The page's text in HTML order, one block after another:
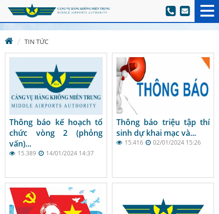
TIN TỨC
Thông báo kế hoạch tổ
chức vòng 2 (phỏng
vấn)...
15.389 14/01/2024 14:37
Thông báo triệu tập thí
sinh dự khai mạc và...
15.416 02/01/2024 15:26